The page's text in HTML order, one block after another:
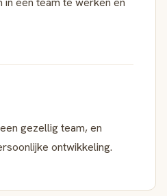
gezellig team, en
ontwikkeling.